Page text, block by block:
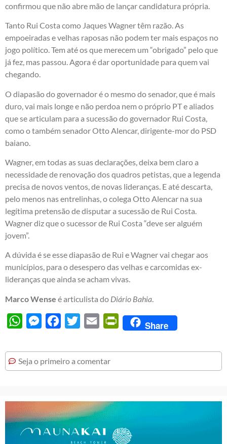
confirmou que não abre mão de lançar candidatura própria.
Tanto Rui Costa como Jaques Wagner têm razão. As
empoeiradas e velhas raposas não podem ter mais espaços no
jogo político. Tem até os que merecem um “obrigado” pelo que
já fez, mas passou. Agora é dar oportunidade para quem vai
chegando.
O diapasão do governador é o mesmo do senador, que é mais
duro, vai mais longe e não perdoa nem o próprio PT e aliados
que se articulam para a sucessão do governador Rui Costa,
como o também senador Otto Alencar, dirigente-mor do PSD
baiano.
Wagner, em todas as suas declarações, deixa bem claro a
necessidade de renovação dos quadros petistas, que a legenda
precisa de novos ventos, de novas lideranças. E até descarta,
pelo menos nas entrelinhas, o colega Otto Alencar na sua
legítima pretensão de disputar a sucessão de Rui Costa.
Wagner diz que o sucessor de Rui Costa “deve ser alguém
jovem”.
A dúvida é se esse diapasão de Rui e Wagner vai chegar aos
municípios, para o desespero das velhas e carcomidas ex-
lideranças que ainda se acham vivas.
Marco Wense é articulista do Diário Bahia
WhatsAppMessengerFacebook
Twitter Email PrintFriendly
Share
Seja o primeiro a comentar